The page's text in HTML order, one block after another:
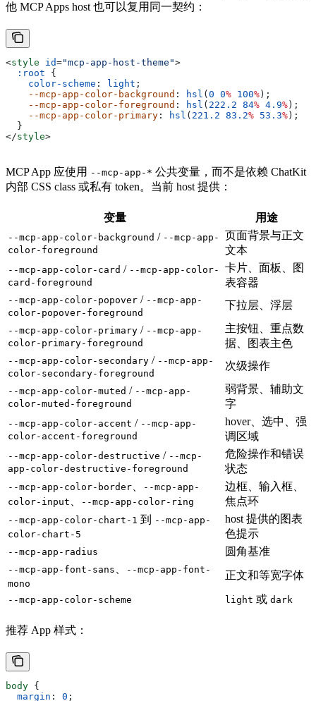
他 MCP Apps host 也可以复用同一契约：
<style id="mcp-app-host-theme">
  :root
{
    color-scheme
: light ;
    --mcp-app-color-background
: hsl ( 0 0% 100% );
    --mcp-app-color-foreground
: hsl ( 222.2 84% 4.9% );
    --mcp-app-color-primary
: hsl ( 221.2 83.2% 53.3% );
  }
</style>
MCP App 应使用 --mcp-app-* 公共变量，而不是依赖 ChatKit
内部 CSS class 或私有 token。当前 host 提供：
变量 用途
--mcp-app-color-background / --mcp-app-
color-foreground
页面背景与正文
文本
--mcp-app-color-card / --mcp-app-color-
card-foreground
卡片、面板、图
表容器
--mcp-app-color-popover / --mcp-app-
color-popover-foreground
下拉层、浮层
--mcp-app-color-primary / --mcp-app-
color-primary-foreground
主按钮、重点数
据、图表主色
--mcp-app-color-secondary / --mcp-app-
color-secondary-foreground
次级操作
--mcp-app-color-muted / --mcp-app-
color-muted-foreground
弱背景、辅助文
字
--mcp-app-color-accent / --mcp-app-
color-accent-foreground
hover、选中、强
调区域
--mcp-app-color-destructive / --mcp-
app-color-destructive-foreground
危险操作和错误
状态
--mcp-app-color-border
--mcp-app-
color-input
--mcp-app-color-ring
边框、输入框、
焦点环
--mcp-app-color-chart-1 到
--mcp-app-
color-chart-5
host 提供的图表
色提示
--mcp-app-radius 圆角基准
--mcp-app-font-sans
--mcp-app-font-
mono
正文和等宽字体
--mcp-app-color-scheme light 或 dark
推荐 App 样式：
body {
  margin
: 0 ;